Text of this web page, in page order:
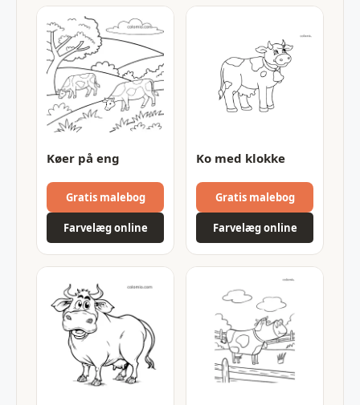
Køer på eng
Gratis malebog
Farvelæg online
Ko med klokke
Gratis malebog
Farvelæg online